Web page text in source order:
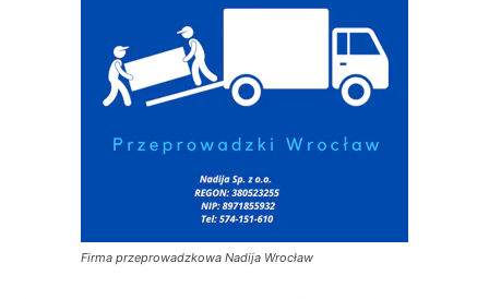
Firma przeprowadzkowa Nadija Wrocław